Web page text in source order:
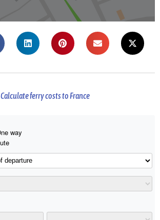
Calculate ferry costs to France